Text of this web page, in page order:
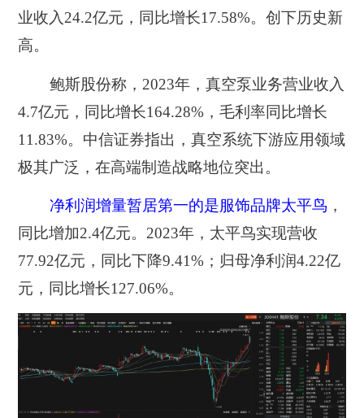
业收入24.2亿元，同比增长17.58%。创下历史新
高。
鲍斯股份称，2023年，真空泵业务营业收入
4.7亿元，同比增长164.28%，毛利率同比增长
11.83%。中信证券指出，真空系统下游应用领域
极其广泛，在高端制造战略地位突出。
净利润增量暂居第一的是服饰品牌太平鸟 ，
同比增加2.4亿元。 2023年，太平鸟实现营收
77.92亿元，同比下降9.41%；归母净利润4.22亿
元，同比增长127.06%。